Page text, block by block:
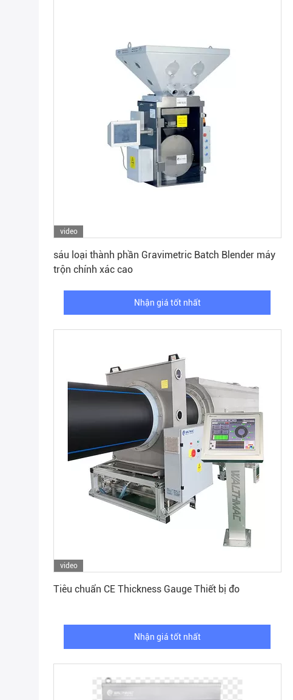
video
sáu loại thành phần Gravimetric Batch Blender máy
trộn chính xác cao
Nhận giá tốt nhất
video
Tiêu chuẩn CE Thickness Gauge Thiết bị đo
Nhận giá tốt nhất